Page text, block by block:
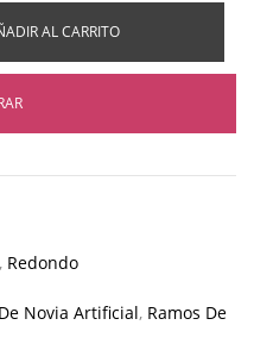
AL CARRITO
, Redondo
Novia Artificial, Ramos De